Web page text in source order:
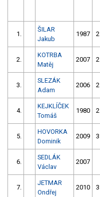
1.
ŠILAR
Jakub
1987 2
2.
KOTRBA
Matěj
2007 2
3.
SLEZÁK
Adam
2006 2
4.
KEJKLÍČEK
Tomáš
1980 2
5.
HOVORKA
Dominik
2009 3
6.
SEDLÁK
Václav
2007
7.
JETMAR
Ondřej
2010 3